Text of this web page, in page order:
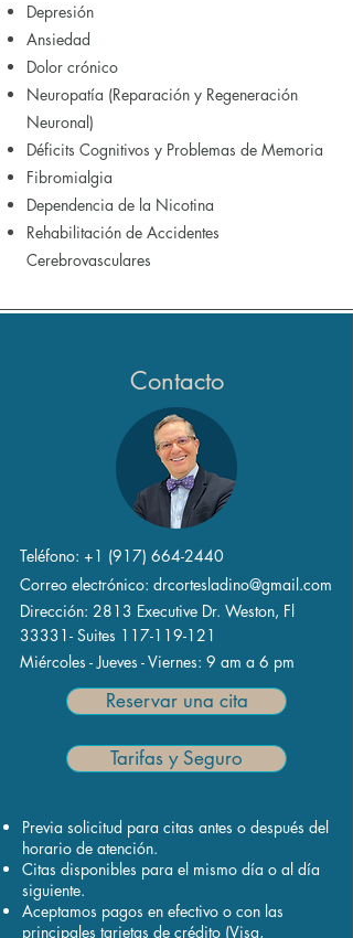
Depresión
Ansiedad
Dolor crónico
Neuropatía (Reparación y Regeneración
Neuronal)
Déficits Cognitivos y Problemas de Memoria
Fibromialgia
Dependencia de la Nicotina
Rehabilitación de Accidentes
Cerebrovasculares
Contacto
Teléfono: +1 (917) 664-2440
Correo electrónico: drcortesladino@gmail.com
Dirección: 2813 Executive Dr. Weston, Fl
33331- Suites 117-119-121
Miércoles - Jueves - Viernes: 9 am a 6 pm
Reservar una cita
Tarifas y Seguro
Previa solicitud para citas antes o después del
horario de atención.
Citas disponibles para el mismo día o al día
siguiente.
Aceptamos pagos en efectivo o con las
principales tarjetas de crédito (Visa,